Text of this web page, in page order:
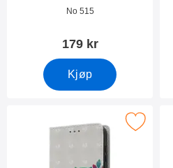
Varenummer 49573
No 515
179 kr
Kjøp
designwallet Samsung Galaxy
Merk